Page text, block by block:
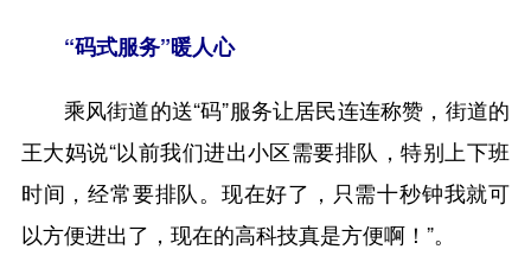
“码式服务”暖人心
乘风街道的送“码”服务让居民连连称赞，街道的
王大妈说“以前我们进出小区需要排队，特别上下班
时间，经常要排队。现在好了，只需十秒钟我就可
以方便进出了，现在的高科技真是方便啊！”。